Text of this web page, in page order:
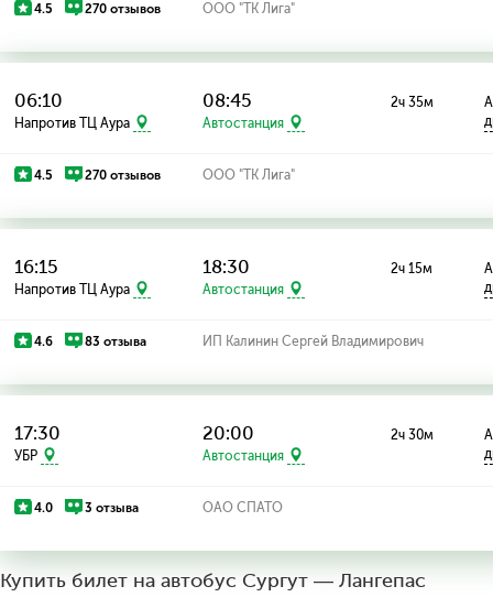
4.5 270 отзывов ООО "ТК Лига"
06:10
Напротив ТЦ Аура
08:45
Автостанция
2ч 35м
4.5 270 отзывов ООО "ТК Лига"
16:15
Напротив ТЦ Аура
18:30
Автостанция
2ч 15м
4.6 83 отзыва ИП Калинин Сергей Владимирович
17:30
УБР
20:00
Автостанция
2ч 30м
4.0 3 отзыва ОАО СПАТО
Купить билет на автобус Сургут — Лангепас